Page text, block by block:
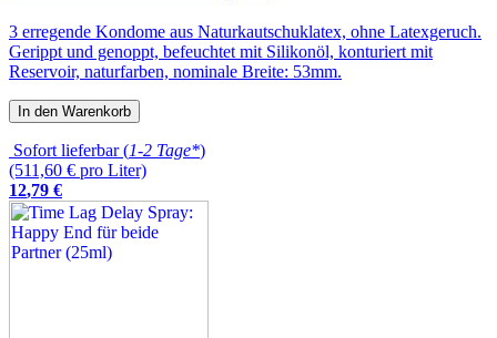
3 erregende Kondome aus Naturkautschuklatex, ohne Latexgeruch.
Gerippt und genoppt, befeuchtet mit Silikonöl, konturiert mit
Reservoir, naturfarben, nominale Breite: 53mm.
In den Warenkorb
Sofort lieferbar (1-2 Tage*)
(511,60 € pro Liter)
12,79 €